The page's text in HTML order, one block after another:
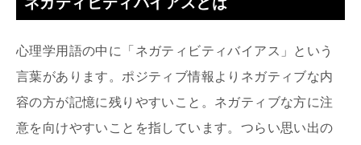
心理学用語の中に「ネガティビティバイアス」という
言葉があります。ポジティブ情報よりネガティブな内
容の方が記憶に残りやすいこと。ネガティブな方に注
意を向けやすいことを指しています。つらい思い出の